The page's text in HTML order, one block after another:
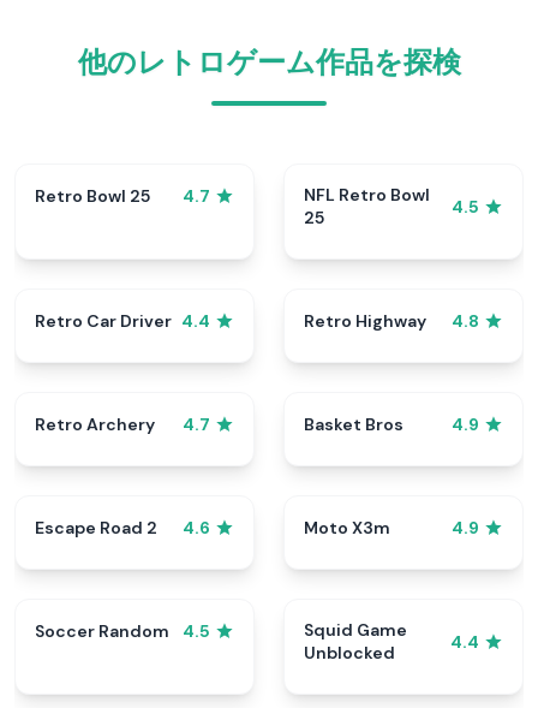
他のレトロゲーム作品を探検
Retro Bowl 25 4.7
NFL Retro Bowl
25
4.5
Retro Car Driver 4.4 Retro Highway 4.8
Retro Archery 4.7 Basket Bros 4.9
Escape Road 2 4.6 Moto X3m 4.9
Soccer Random 4.5
Squid Game
Unblocked
4.4